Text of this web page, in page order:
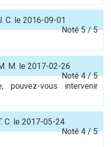
C. le 2016-09-01
Noté5/5
M. le 2017-02-26
Noté4/5
pouvez-vous intervenir
C. le 2017-05-24
Noté4/5